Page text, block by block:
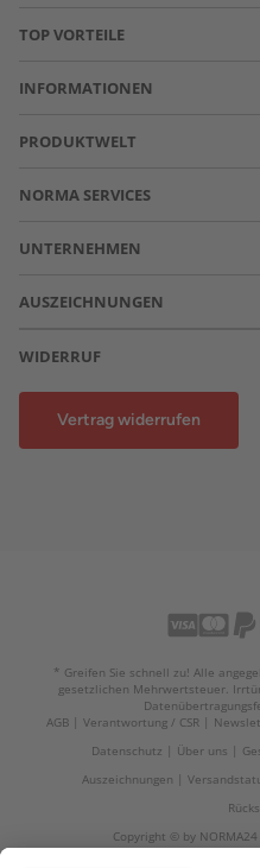
TOP VORTEILE
INFORMATIONEN
PRODUKTWELT
NORMA SERVICES
UNTERNEHMEN
AUSZEICHNUNGEN
WIDERRUF
Vertrag widerrufen
* Greifen Sie schnell zu! Alle
gesetzlichen Mehrwertsteuer.
AGB
Verantwortung / CSR
Datenschutz
Über uns
Auszeichnungen
Copyright © by